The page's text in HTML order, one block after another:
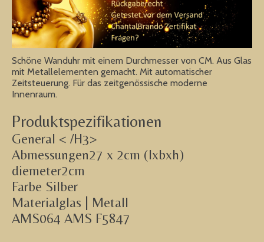
Schöne Wanduhr mit einem Durchmesser von CM. Aus Glas
mit Metallelementen gemacht. Mit automatischer
Zeitsteuerung. Für das zeitgenössische moderne
Innenraum.
Produktspezifikationen
General < /H3>
Abmessungen27 x 2cm (lxbxh)
diemeter2cm
Farbe Silber
Materialglas | Metall
AMS064 AMS F5847